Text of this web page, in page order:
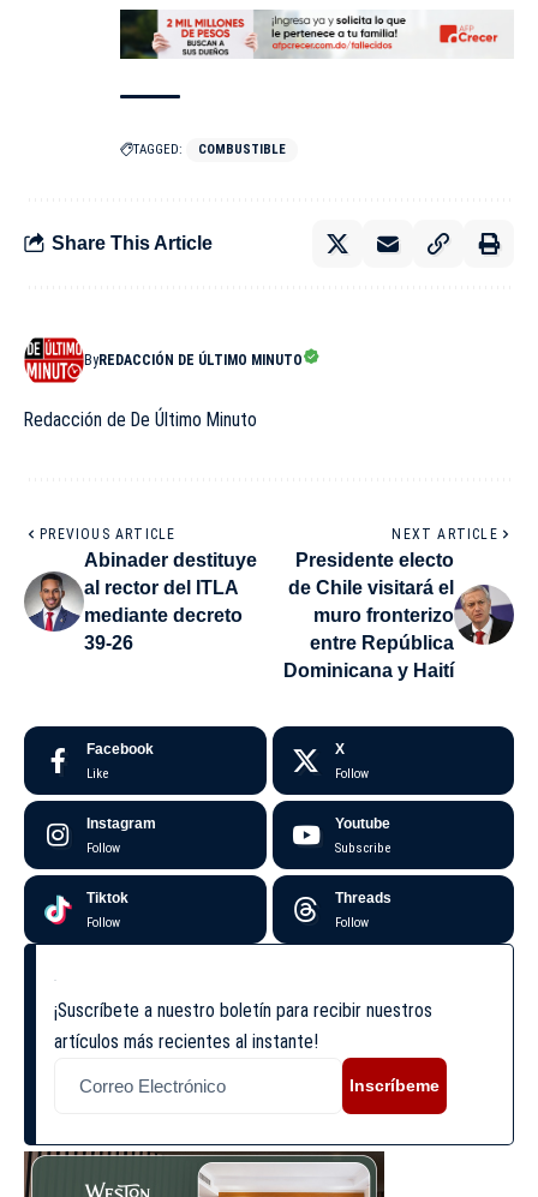
TAGGED: COMBUSTIBLE
Share This Article
ByREDACCIÓN DE ÚLTIMO MINUTO
Redacción de De Último Minuto
PREVIOUS ARTICLE
Abinader destituye
al rector del ITLA
mediante decreto
39-26
NEXT ARTICLE
Presidente electo
de Chile visitará el
muro fronterizo
entre República
Dominicana y Haití
Facebook
Like
X
Follow
Instagram
Follow
Youtube
Subscribe
Tiktok
Follow
Threads
Follow
¡Suscríbete a nuestro boletín para recibir nuestros
artículos más recientes al instante!
Inscríbeme